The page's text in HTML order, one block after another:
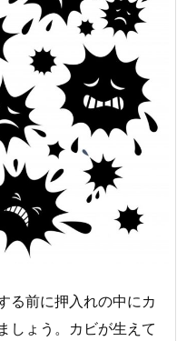
る前に押入れの中にカ
しょう。カビが生えて